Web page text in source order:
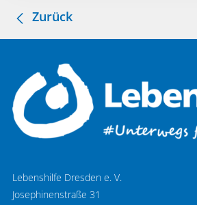
Zurück
Lebenshilfe Dresden e. V.
Josephinenstraße 31